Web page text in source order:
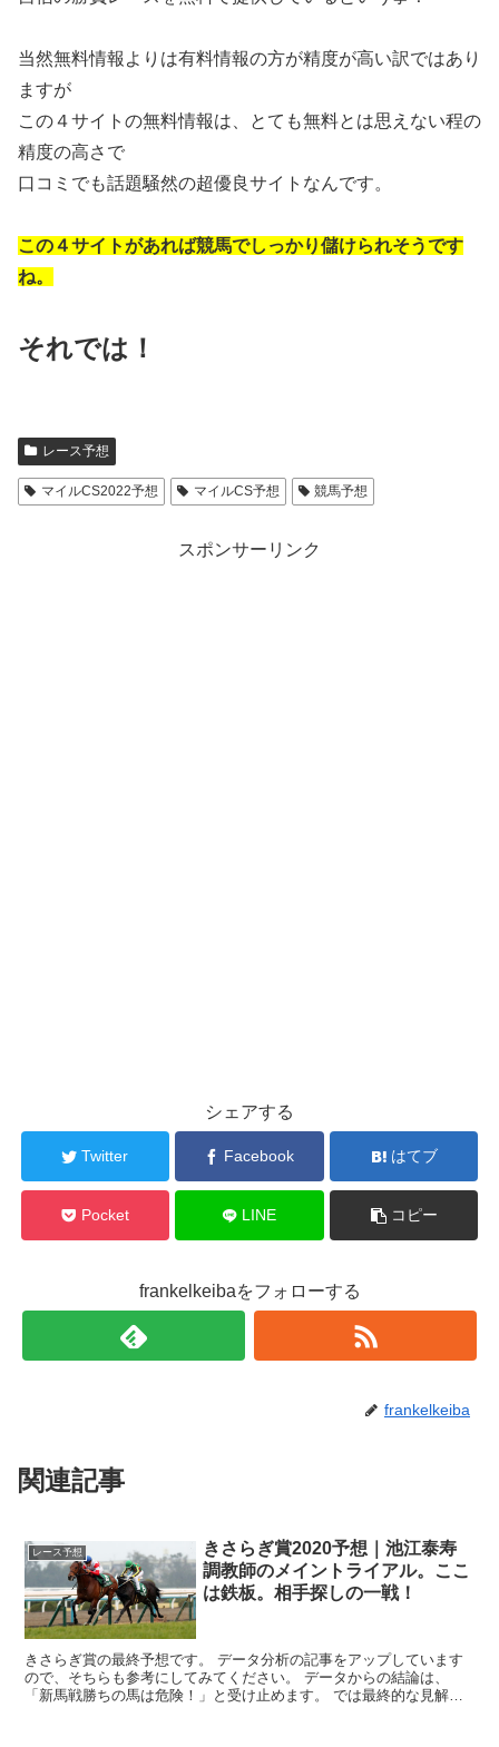
当然無料情報よりは有料情報の方が精度が高い訳ではあり
ますが
この４サイトの無料情報は、とても無料とは思えない程の
精度の高さで
口コミでも話題騒然の超優良サイトなんです。
この４サイトがあれば競馬でしっかり儲けられそうです
ね。
それでは！
レース予想
マイルCS2022予想 マイルCS予想 競馬予想
スポンサーリンク
シェアする
Twitter Facebook はてブ
Pocket LINE コピー
frankelkeibaをフォローする
frankelkeiba
関連記事
レース予想
きさらぎ賞2020予想｜池江泰寿
調教師のメイントライアル。ここ
は鉄板。相手探しの一戦！
きさらぎ賞の最終予想です。 データ分析の記事をアップしています
ので、そちらも参考にしてみてください。 データからの結論は、
「新馬戦勝ちの馬は危険！」と受け止めます。 では最終的な見解で